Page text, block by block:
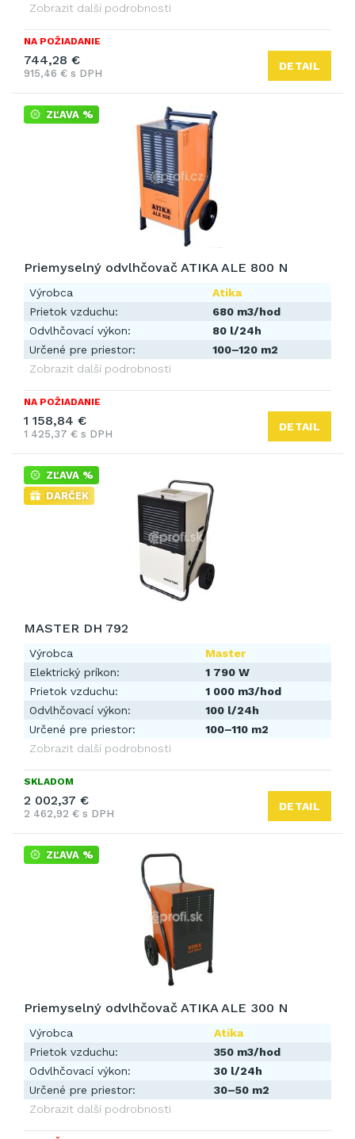
Zobrazit další podrobnosti
NA POŽIADANIE
744,28 €
915,46 € s DPH
DETAIL
ZĽAVA %
Priemyselný odvlhčovač ATIKA ALE 800 N
Výrobca
Atika
Prietok vzduchu:
680 m3/hod
Odvlhčovací výkon:
80 l/24h
Určené pre priestor:
100–120 m2
Zobrazit další podrobnosti
NA POŽIADANIE
1 158,84 €
1 425,37 € s DPH
DETAIL
ZĽAVA %
DARČEK
MASTER DH 792
Výrobca
Master
Elektrický príkon:
1 790 W
Prietok vzduchu:
1 000 m3/hod
Odvlhčovací výkon:
100 l/24h
Určené pre priestor:
100–110 m2
Zobrazit další podrobnosti
SKLADOM
2 002,37 €
2 462,92 € s DPH
DETAIL
ZĽAVA %
Priemyselný odvlhčovač ATIKA ALE 300 N
Výrobca
Atika
Prietok vzduchu:
350 m3/hod
Odvlhčovací výkon:
30 l/24h
Určené pre priestor:
30–50 m2
Zobrazit další podrobnosti